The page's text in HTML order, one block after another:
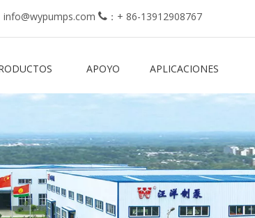
info@wypumps.com  ： + 86-13912908767
APOYO APLICACIONES